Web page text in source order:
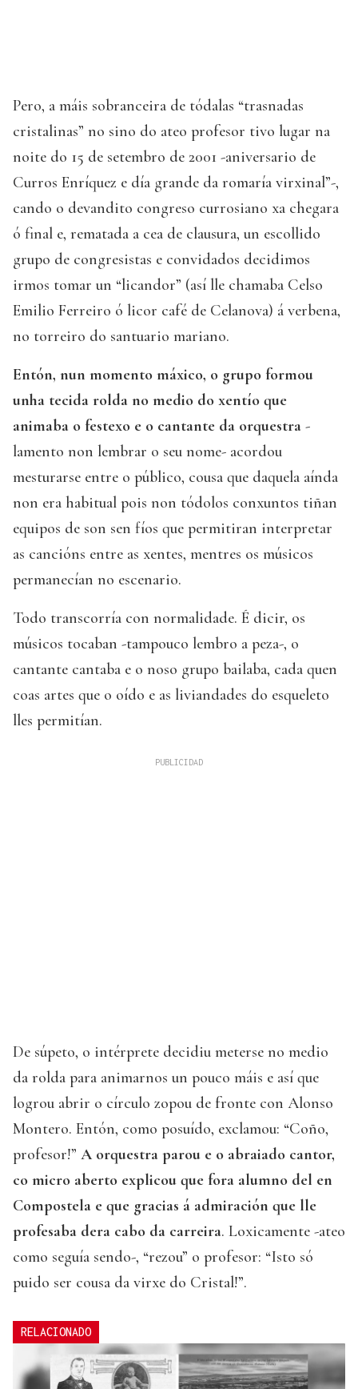
Pero, a máis sobranceira de tódalas “trasnadas
cristalinas” no sino do ateo profesor tivo lugar na
noite do 15 de setembro de 2001 -aniversario de
Curros Enríquez e día grande da romaría virxinal”-,
cando o devandito congreso currosiano xa chegara
ó final e, rematada a cea de clausura, un escollido
grupo de congresistas e convidados decidimos
irmos tomar un “licandor” (así lle chamaba Celso
Emilio Ferreiro ó licor café de Celanova) á verbena,
no torreiro do santuario mariano.
Entón, nun momento máxico, o grupo formou
unha tecida rolda no medio do xentío que
animaba o festexo e o cantante da orquestra -
lamento non lembrar o seu nome- acordou
mesturarse entre o público, cousa que daquela aínda
non era habitual pois non tódolos conxuntos tiñan
equipos de son sen fíos que permitiran interpretar
as cancións entre as xentes, mentres os músicos
permanecían no escenario.
Todo transcorría con normalidade. É dicir, os
músicos tocaban -tampouco lembro a peza-, o
cantante cantaba e o noso grupo bailaba, cada quen
coas artes que o oído e as liviandades do esqueleto
lles permitían.
De súpeto, o intérprete decidiu meterse no medio
da rolda para animarnos un pouco máis e así que
logrou abrir o círculo zopou de fronte con Alonso
Montero. Entón, como posuído, exclamou: “Coño,
profesor!” A orquestra parou e o abraiado cantor,
co micro aberto explicou que fora alumno del en
Compostela e que gracias á admiración que lle
profesaba dera cabo da carreira. Loxicamente -ateo
como seguía sendo-, “rezou” o profesor: “Isto só
puido ser cousa da virxe do Cristal!”.
RELACIONADO